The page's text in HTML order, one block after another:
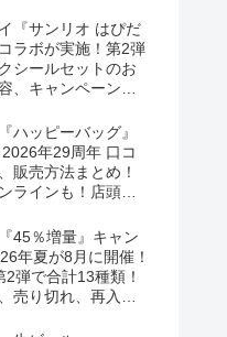
『サンリオ はぴだ
ラボが実施！第2弾
シールセットのお
、キャンペーンま
ハッピーバッグ』
年29周年 口コ
販売方法まとめ！
ラインも！店頭と
45％増量』キャン
年夏が8月に開催！
2弾で合計13種類！
売り切れ、再入荷